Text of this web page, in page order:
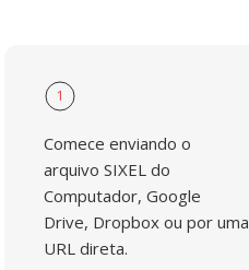
1
Comece enviando o
arquivo SIXEL do
Computador, Google
Drive, Dropbox ou por uma
URL direta.